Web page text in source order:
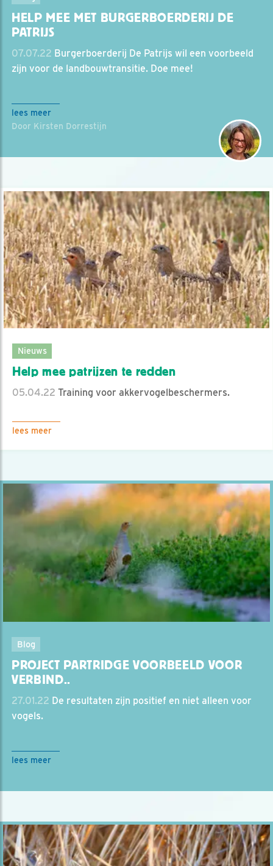
HELP MEE MET BURGERBOERDERIJ DE
PATRIJS
07.07.22 Burgerboerderij De Patrijs wil een voorbeeld
zijn voor de landbouwtransitie. Doe mee!
lees meer
Door Kirsten Dorrestijn
Nieuws
Help mee patrijzen te redden
05.04.22 Training voor akkervogelbeschermers.
lees meer
Blog
PROJECT PARTRIDGE VOORBEELD VOOR
VERBIND..
27.01.22 De resultaten zijn positief en niet alleen voor
vogels.
lees meer